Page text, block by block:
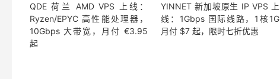
QDE 荷兰 AMD VPS 上线：
Ryzen/EPYC 高性能处理器，
10Gbps 大带宽，月付 €3.95
起
YINNET 新加坡原生 IP VPS 上
线：1Gbps 国际线路，1核1G
月付 $7 起，限时七折优惠